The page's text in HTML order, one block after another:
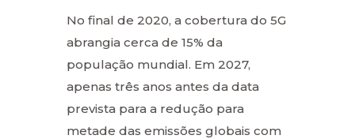
No final de 2020, a cobertura do 5G
abrangia cerca de 15% da
população mundial. Em 2027,
apenas três anos antes da data
prevista para a redução para
metade das emissões globais com